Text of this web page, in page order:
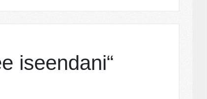
iseendani“